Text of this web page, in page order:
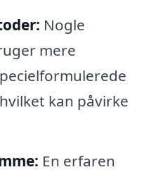
Nogle
mere
kan påvirke
En erfaren